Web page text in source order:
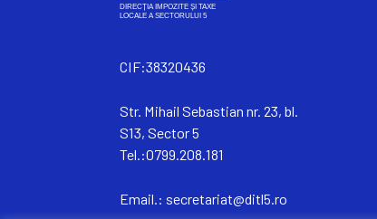
CIF:38320436
Str. Mihail Sebastian nr. 23, bl.
S13, Sector 5
Tel.:0799.208.181
Email.: secretariat@ditl5.ro